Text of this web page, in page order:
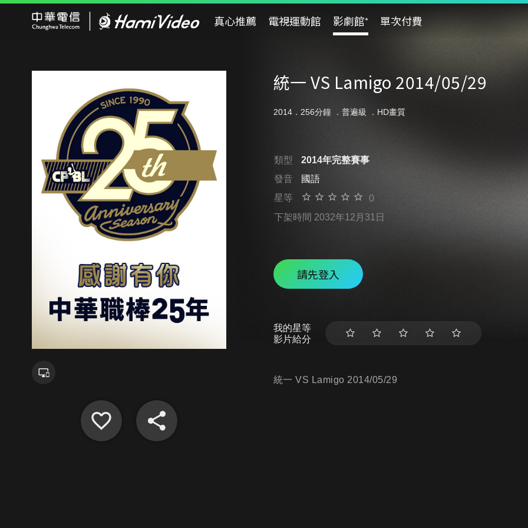
真心推薦 電視運動館 影劇館⁺ 單次付費
統一 VS Lamigo 2014/05/29
2014．256分鐘 ． 普遍級 ．HD畫質
類型
2014年完整賽事
發音
國語
星等
0
下架時間 2032年12月31日
請先登入
我的星等
影片給分
統一 VS Lamigo 2014/05/29